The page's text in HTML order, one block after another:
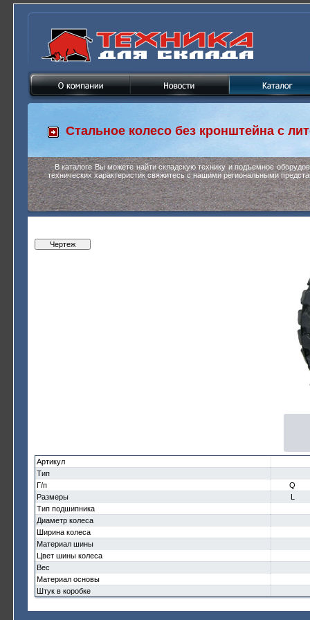
Стальное колесо без кронштейна с
В каталоге Вы можете найти складскую технику и подъемное
технических характеристик свяжитесь с нашими региональными
Чертеж
Артикул
Тип
Г/п
Q
Размеры
L
Тип подшипника
Диаметр колеса
Ширина колеса
Материал шины
Цвет шины колеса
Вес
Материал основы
Штук в коробке